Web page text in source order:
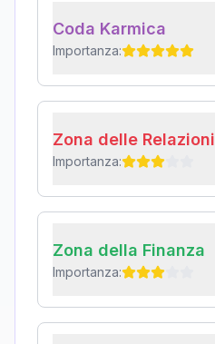
Coda Karmica
Importanza:
Zona delle Relazioni
Importanza:
Zona della Finanza
Importanza: